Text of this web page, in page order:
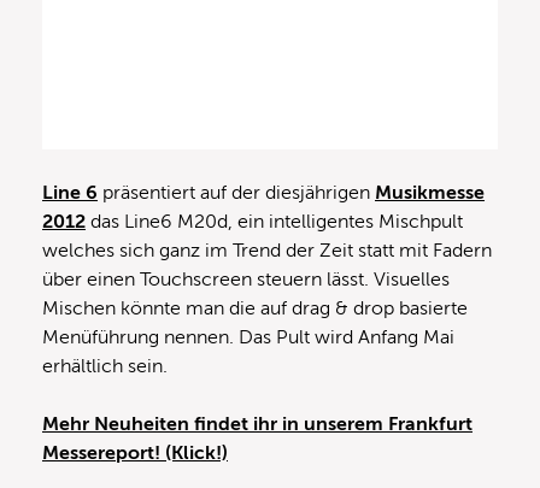
Line 6 präsentiert auf der diesjährigen Musikmesse
2012 das Line6 M20d, ein intelligentes Mischpult
welches sich ganz im Trend der Zeit statt mit Fadern
über einen Touchscreen steuern lässt. Visuelles
Mischen könnte man die auf drag & drop basierte
Menüführung nennen. Das Pult wird Anfang Mai
erhältlich sein.
Mehr Neuheiten findet ihr in unserem Frankfurt
Messereport! (Klick!)